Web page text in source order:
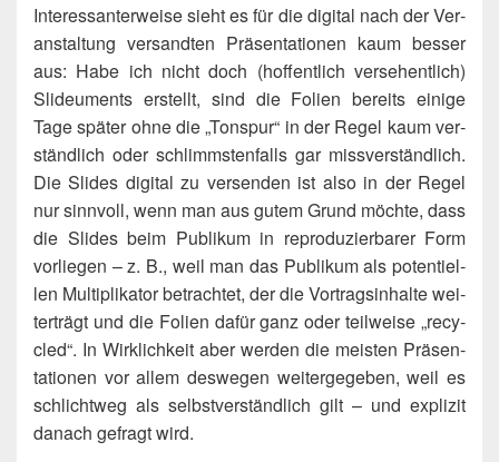
Inter­es­san­ter­wei­se sieht es für die digi­tal nach der Ver­
an­stal­tung ver­sand­ten Prä­sen­ta­tio­nen kaum bes­ser
aus: Habe ich nicht doch (hof­fent­lich ver­se­hent­lich)
Slideu­ments erstellt, sind die Foli­en bereits eini­ge
Tage spä­ter ohne die „Ton­spur“ in der Regel kaum ver­
ständ­lich oder schlimms­ten­falls gar miss­ver­ständ­lich.
Die Slides digi­tal zu ver­sen­den ist also in der Regel
nur sinn­voll, wenn man aus gutem Grund möch­te, dass
die Slides beim Publi­kum in repro­du­zier­ba­rer Form
vor­lie­gen – z. B., weil man das Publi­kum als poten­ti­el­
len Mul­ti­pli­ka­tor betrach­tet, der die Vor­trags­in­hal­te wei­
ter­trägt und die Foli­en dafür ganz oder teil­wei­se „recy­
cled“. In Wirk­lich­keit aber wer­den die meis­ten Prä­sen­
ta­tio­nen vor allem des­we­gen wei­ter­ge­ge­ben, weil es
schlicht­weg als selbst­ver­ständ­lich gilt – und expli­zit
danach gefragt wird.